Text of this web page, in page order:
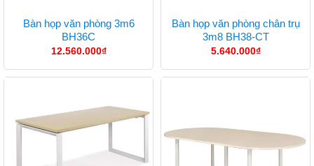
Bàn họp văn phòng 3m6
BH36C
12.560.000₫
Bàn họp văn phòng chân trụ
3m8 BH38-CT
5.640.000₫